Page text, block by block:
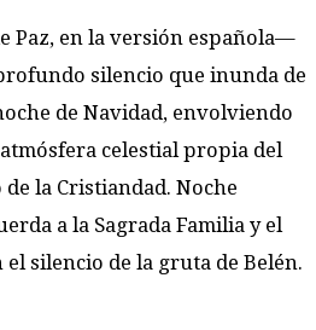
Paz, en la versión española—
silencio que inunda de
de Navidad, envolviendo
celestial propia del
la Cristiandad. Noche
a la Sagrada Familia y el
el silencio de la gruta de Belén.